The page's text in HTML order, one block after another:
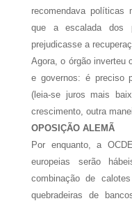
recomendava políticas
que a escalada dos
prejudicasse a
Agora, o órgão inverteu
e governos: é preciso
(leia-se juros mais
crescimento, outra
OPOSIÇÃO ALEMÃ
Por enquanto, a
europeias serão
combinação de
quebradeiras de